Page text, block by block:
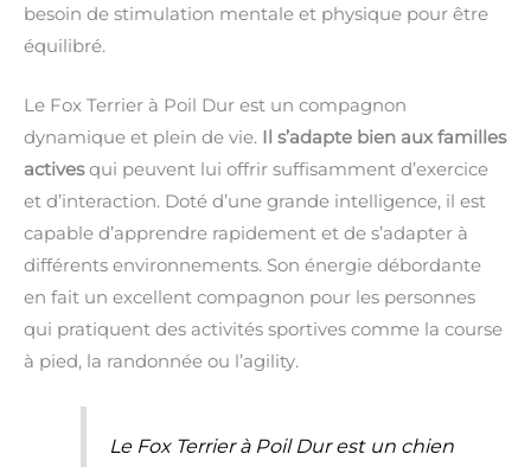
besoin de stimulation mentale et physique pour être
équilibré.
Le Fox Terrier à Poil Dur est un compagnon
dynamique et plein de vie. Il s’adapte bien aux familles
activesqui peuvent lui offrir suffisamment d’exercice
et d’interaction. Doté d’une grande intelligence, il est
capable d’apprendre rapidement et de s’adapter à
différents environnements. Son énergie débordante
en fait un excellent compagnon pour les personnes
qui pratiquent des activités sportives comme la course
à pied, la randonnée ou l’agility.
Le Fox Terrier à Poil Dur est un chien